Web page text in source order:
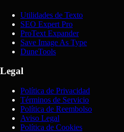
Utilidades de Texto
SEO Expert Pro
ProText Expander
Save Image As Type
DuneTools
Legal
Política de Privacidad
Términos de Servicio
Política de Reembolso
Aviso Legal
Política de Cookies